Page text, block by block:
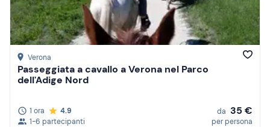
Verona
Passeggiata a cavallo a Verona nel Parco
dell'Adige Nord
1 ora
4.9
1-6 partecipanti
da 35 €
per persona